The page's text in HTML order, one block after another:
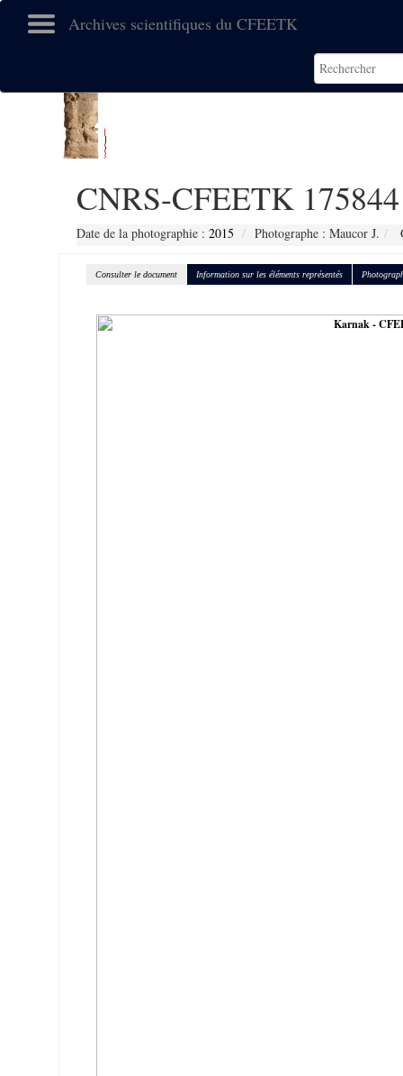
Archives scientifiques du CFEETK
CNRS-CFEETK 175844
Date de la photographie : 2015 Photographe : Maucor J.
Consulter le document Information sur les éléments représentés